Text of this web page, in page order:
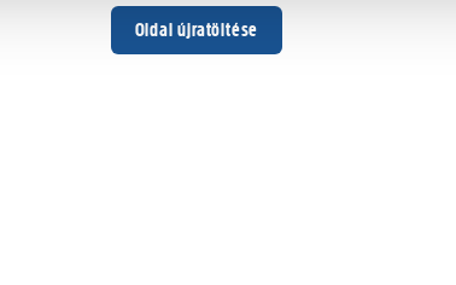
Oldal újratöltése